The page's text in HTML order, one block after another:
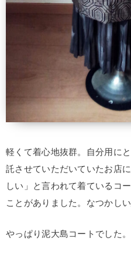
軽くて着心地抜群。自分用に
託させていただいていたお店
しい」と言われて着ているコ
ことがありました。なつかしい
やっぱり泥大島コートでした。